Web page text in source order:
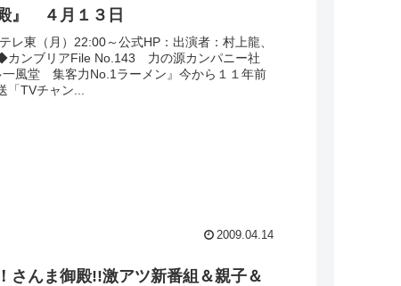
』 ４月１３日
レ東（月）22:00～公式HP：出演者：村上龍、
カンブリアFile No.143 力の源カンパニー社
風堂 集客力No.1ラーメン』今から１１年前
「TVチャン...
2009.04.14
さんま御殿!!激アツ新番組＆親子＆